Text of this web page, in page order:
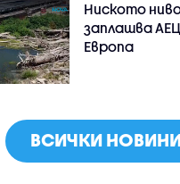
Ниското
заплашва
Европа
ВСИЧКИ